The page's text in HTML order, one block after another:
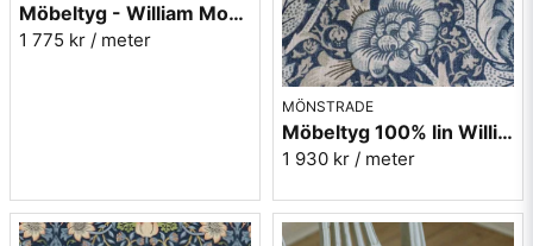
Möbeltyg - William Morris - Strawberry thief chocloate/slate
1 775 kr / meter
MÖNSTRADE
Möbeltyg 100% lin William Morris - Wandle - blue/stone
1 930 kr / meter